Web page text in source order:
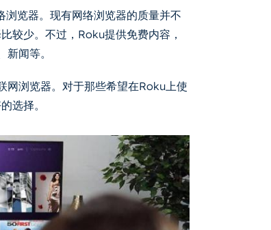
览器。现有网络浏览器的质量并不
较少。不过，Roku提供免费内容，
闻等。
网浏览器。对于那些希望在Roku上使
选择。